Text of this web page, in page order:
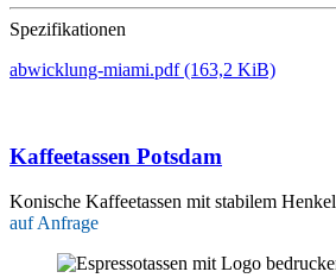
Spezifikationen
abwicklung-miami.pdf(163,2 KiB)
Kaffeetassen Potsdam
Konische Kaffeetassen mit stabilem Henkel
auf Anfrage